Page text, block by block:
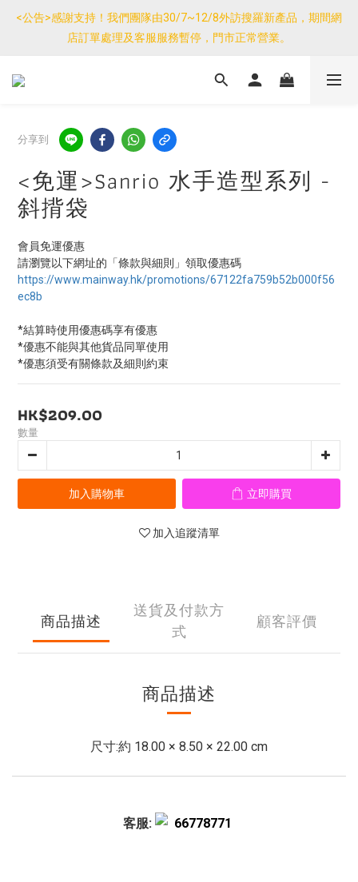
優惠免運產品如與其他商品同單購買，其他商品每件只需加$7運
費。(大件/較重產品除外)
<公告>感謝支持！我們團隊由30/7~12/8外訪搜羅新產品，期間網
店訂單處理及客服服務暫停，門市正常營業。
優惠免運產品如與其他商品同單購買，其他商品每件只需加$7運
分享到
<免運>Sanrio 水手造型系列 -
斜揹袋
會員免運優惠
請瀏覽以下網址的「條款與細則」領取優惠碼
https://www.mainway.hk/promotions/67122fa759b52b000f56
ec8b
*結算時使用優惠碼享有優惠
*優惠不能與其他貨品同單使用
*優惠須受有關條款及細則約束
HK$209.00
數量
加入購物車 立即購買
加入追蹤清單
商品描述
送貨及付款方
式
顧客評價
商品描述
尺寸:約 18.00 × 8.50 × 22.00 cm
客服: 66778771